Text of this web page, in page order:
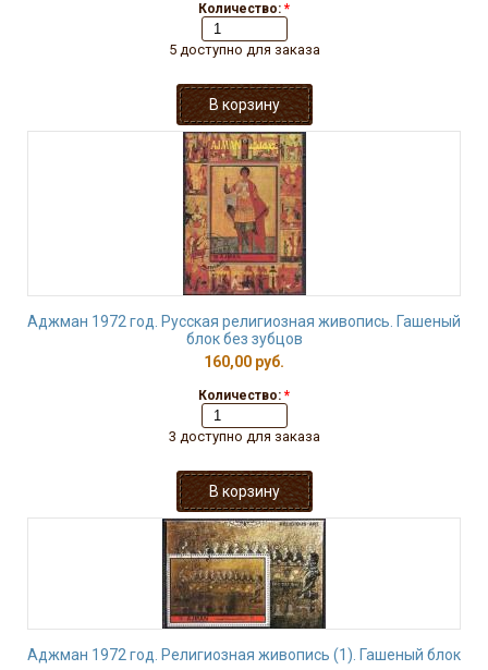
Количество: *
5 доступно для заказа
Аджман 1972 год. Русская религиозная живопись. Гашеный
блок без зубцов
160,00 руб.
Количество: *
3 доступно для заказа
Аджман 1972 год. Религиозная живопись (1). Гашеный блок